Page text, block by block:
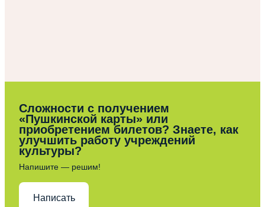
Сложности с получением
«Пушкинской карты» или
приобретением билетов? Знаете, как
улучшить работу учреждений
культуры?
Напишите — решим!
Написать